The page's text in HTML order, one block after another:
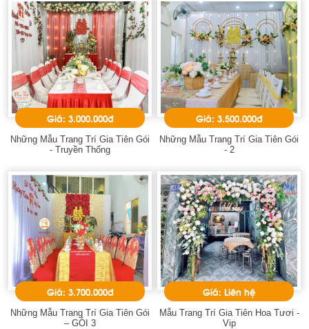
Giá: 3.000.000đ
Những Mẫu Trang Trí Gia Tiên Gói
- Truyền Thống
Giá: 3.500.000đ
Những Mẫu Trang Trí Gia Tiên Gói
- 2
Giá: 3.700.000đ
Những Mẫu Trang Trí Gia Tiên Gói
– GÓI 3
Giá: Liên hệ
Mẫu Trang Trí Gia Tiên Hoa Tươi -
Vip